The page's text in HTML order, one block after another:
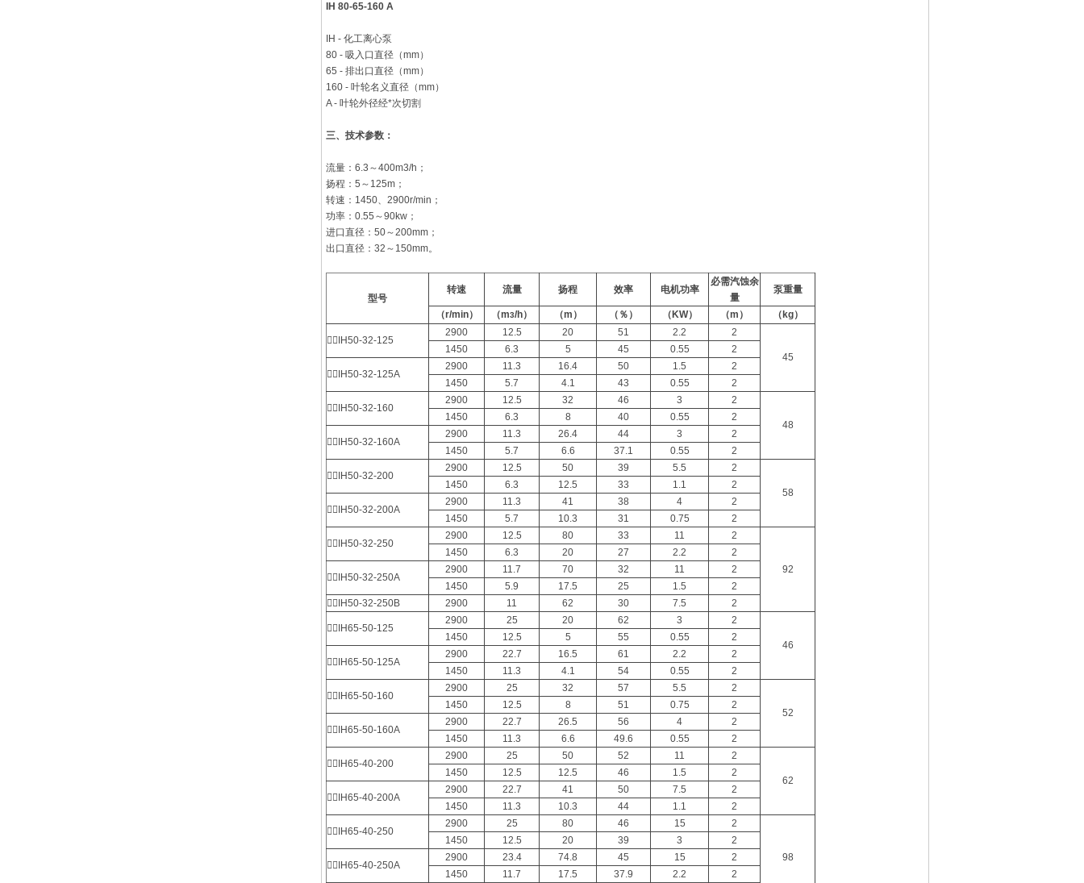
IH 80-65-160 A
IH - 化工离心泵
80 - 吸入口直径（mm）
65 - 排出口直径（mm）
160 - 叶轮名义直径（mm）
A - 叶轮外径经*次切割
三、 技术参数：
流量：6.3～400m3/h；
扬程：5～125m；
转速：1450、2900r/min；
功率：0.55～90kw；
进口直径：50～200mm；
出口直径：32～150mm。
型号
转速 流量 扬程 效率 电机功率
必需汽蚀余
量
泵重量
（r/min） （m3/h） （m ） （％） （ KW） （m ） （ kg）
IH50-32-125
2900 12.5 20 51 2.2 2
45
1450 6.3 5 45 0.55 2
IH50-32-125A
2900 11.3 16.4 50 1.5
2
1450
5.7 4.1 43 0.55 2
IH50-32-160
2900 12.5 32 46 3 2
48
1450 6.3 8 40 0.55 2
IH50-32-160A
2900 11.3 26.4 44 3
2
1450
5.7 6.6 37.1 0.55 2
IH50-32-200
2900 12.5 50 39 5.5 2
58
1450 6.3 12.5 33 1.1 2
IH50-32-200A
2900 11.3 41 38 4
2
1450
5.7 10.3 31 0.75 2
IH50-32-250
2900 12.5 80 33 11 2
92
1450 6.3 20 27 2.2 2
IH50-32-250A
2900 11.7 70 32 11
2
1450
5.9 17.5 25 1.5
2
IH50-32-250B
2900 11 62 30 7.5 2
IH65-50-125
2900 25 20 62 3 2
46
1450 12.5 5 55 0.55 2
IH65-50-125A
2900 22.7 16.5 61 2.2
2
1450
11.3 4.1 54 0.55 2
IH65-50-160
2900 25 32 57 5.5 2
52
1450 12.5 8 51 0.75 2
IH65-50-160A
2900 22.7 26.5 56 4
2
1450
11.3 6.6 49.6 0.55 2
IH65-40-200
2900 25 50 52 11 2
62
1450 12.5 12.5 46 1.5 2
IH65-40-200A
2900 22.7 41 50 7.5
2
1450
11.3 10.3 44 1.1 2
IH65-40-250
2900 25 80 46 15 2
98
1450 12.5 20 39 3 2
IH65-40-250A
2900 23.4 74.8 45 15
2
1450
11.7 17.5 37.9 2.2
2